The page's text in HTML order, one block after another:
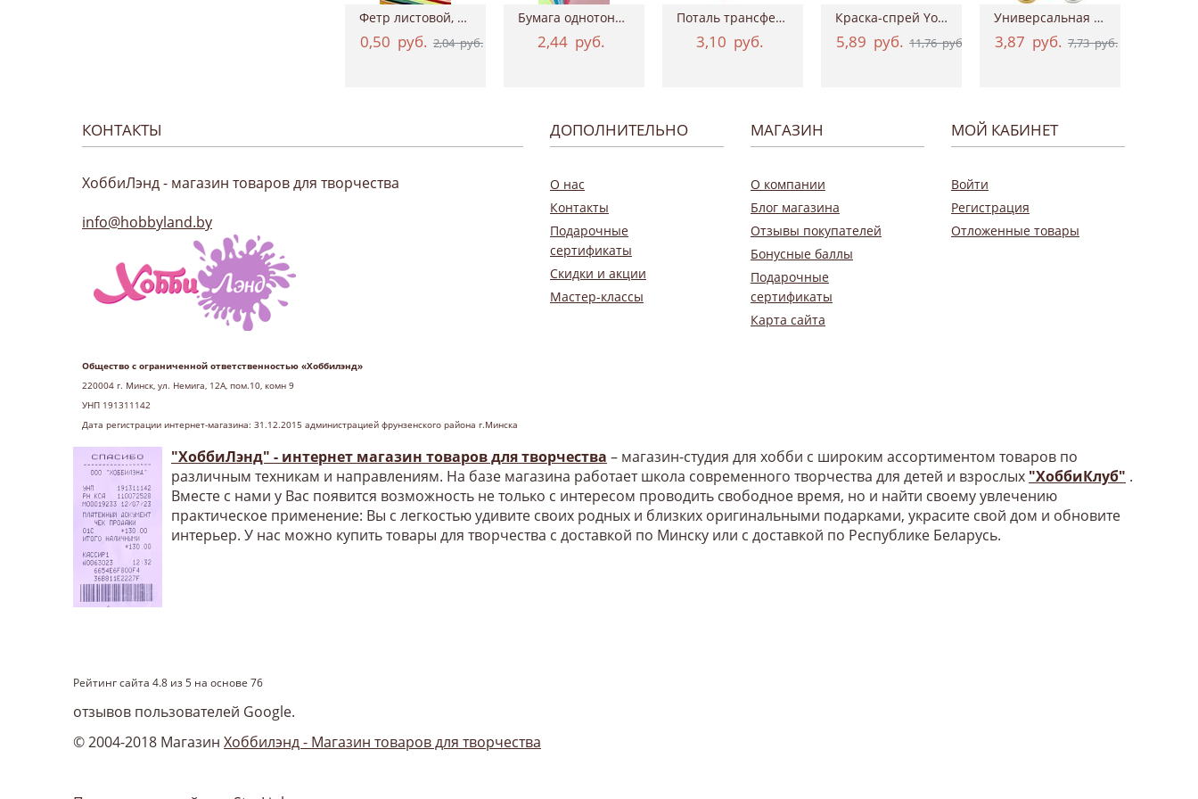
Фетр листовой, 20х30 см, толщина 2 мм
0,50 руб. 2,04руб.
Бумага однотонная двухсторонняя, 50х70 см...
2,44 руб.
Поталь трансферная Geronimo, 15*100 см ТАИР
3,10 руб.
Краска-спрей Your Fashion Spray Fabric Pa...
5,89 руб. 11,76руб.
Универсальная акриловая краска Hybrid Ac...
3,87 руб. 7,73руб.
КОНТАКТЫ
ХоббиЛэнд - магазин товаров для творчества
info@hobbyland.by
Общество с ограниченной ответственностью «Хоббилэнд»
220004 г. Минск, ул. Немига, 12А, пом.10, комн 9
УНП 191311142
Дата регистрации интернет-магазина: 31.12.2015 администрацией фрунзенского района г.Минска
ДОПОЛНИТЕЛЬНО
О нас
Контакты
Подарочные
сертификаты
Скидки и акции
Мастер-классы
МАГАЗИН
О компании
Блог магазина
Отзывы покупателей
Бонусные баллы
Подарочные
сертификаты
Карта сайта
МОЙ КАБИНЕТ
Войти
Регистрация
Отложенные товары
"ХоббиЛэнд" - интернет магазин товаров для творчества – магазин-студия для хобби с широким ассортиментом товаров по
различным техникам и направлениям. На базе магазина работает школа современного творчества для детей и взрослых "ХоббиКлуб" .
Вместе с нами у Вас появится возможность не только с интересом проводить свободное время, но и найти своему увлечению
практическое применение: Вы с легкостью удивите своих родных и близких оригинальными подарками, украсите свой дом и обновите
интерьер. У нас можно купить товары для творчества с доставкой по Минску или с доставкой по Республике Беларусь.
Рейтинг сайта 4.8 из5 на основе 76
отзывов пользователей Google.
© 2004-2018 Магазин Хоббилэнд - Магазин товаров для творчества